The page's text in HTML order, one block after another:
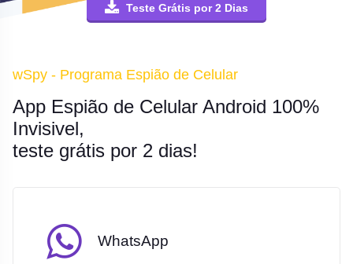
Teste Grátis por 2 Dias
wSpy - Programa Espião de Celular
App Espião de Celular Android 100%
Invisivel,
teste grátis por 2 dias!
WhatsApp